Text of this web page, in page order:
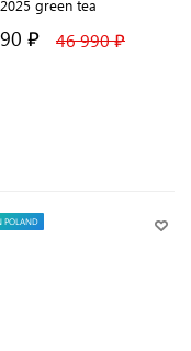
green tea
₽ 46 990 ₽
POLAND